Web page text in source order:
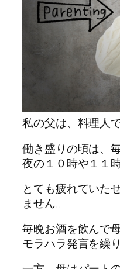
私の父は、料理人で
働き盛りの頃は、
夜の１０時や１１時
とても疲れていた
ません。
毎晩お酒を飲んで
モラハラ発言を繰